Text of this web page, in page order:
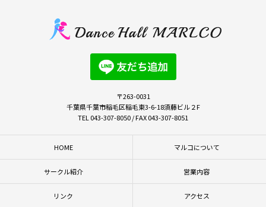
〒263-0031
千葉県千葉市稲毛区稲毛東3-6-18須藤ビル２F
TEL 043-307-8050 / FAX 043-307-8051
HOME マルコについて
サークル紹介 営業内容
リンク アクセス